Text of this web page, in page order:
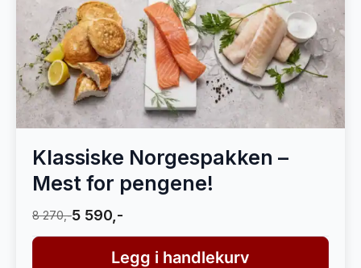
Klassiske Norgespakken –
Mest for pengene!
8 270,-5 590,-
Legg i handlekurv